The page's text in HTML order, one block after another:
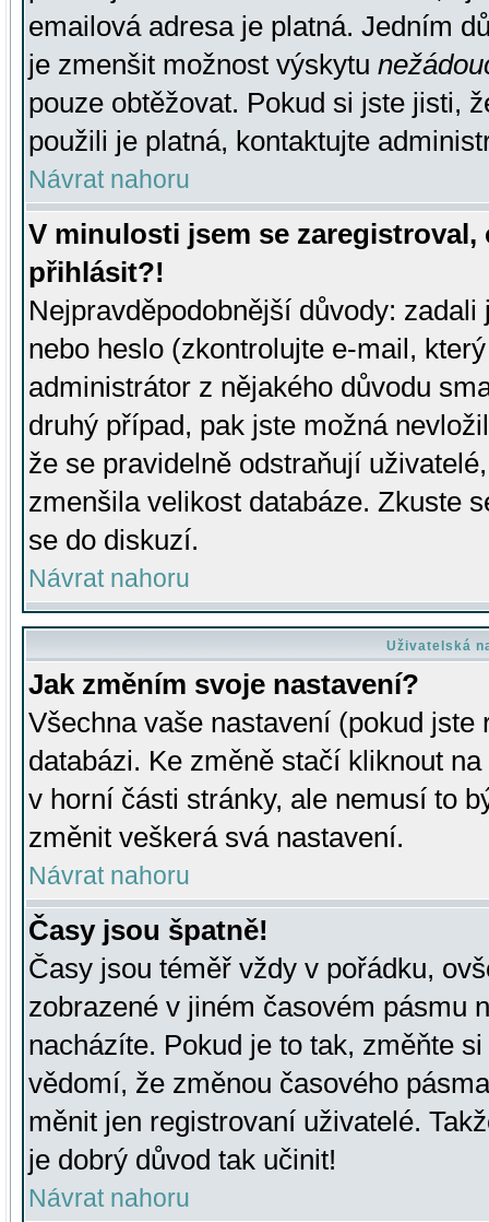
emailová adresa je platná. Jedním
je zmenšit možnost výskytu
pouze obtěžovat. Pokud si jste jisti,
použili je platná, kontaktujte
Návrat nahoru
V minulosti jsem se
přihlásit?!
Nejpravděpodobnější důvody:
nebo heslo (zkontrolujte e-mail,
administrátor z nějakého důvodu
druhý případ, pak jste možná
že se pravidelně odstraňují
zmenšila velikost databáze. Zkuste
se do diskuzí.
Návrat nahoru
Uživatelská
Jak změním svoje nastavení?
Všechna vaše nastavení (pokud
databázi. Ke změně stačí kliknout
v horní části stránky, ale nemusí to
změnit veškerá svá nastavení.
Návrat nahoru
Časy jsou špatně!
Časy jsou téměř vždy v pořádku,
zobrazené v jiném časovém pásmu
nacházíte. Pokud je to tak, změňte
vědomí, že změnou časového
měnit jen registrovaní uživatelé.
je dobrý důvod tak učinit!
Návrat nahoru